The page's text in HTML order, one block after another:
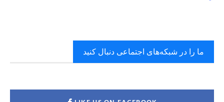
ما را در شبکه‌های اجتماعی دنبال کنید